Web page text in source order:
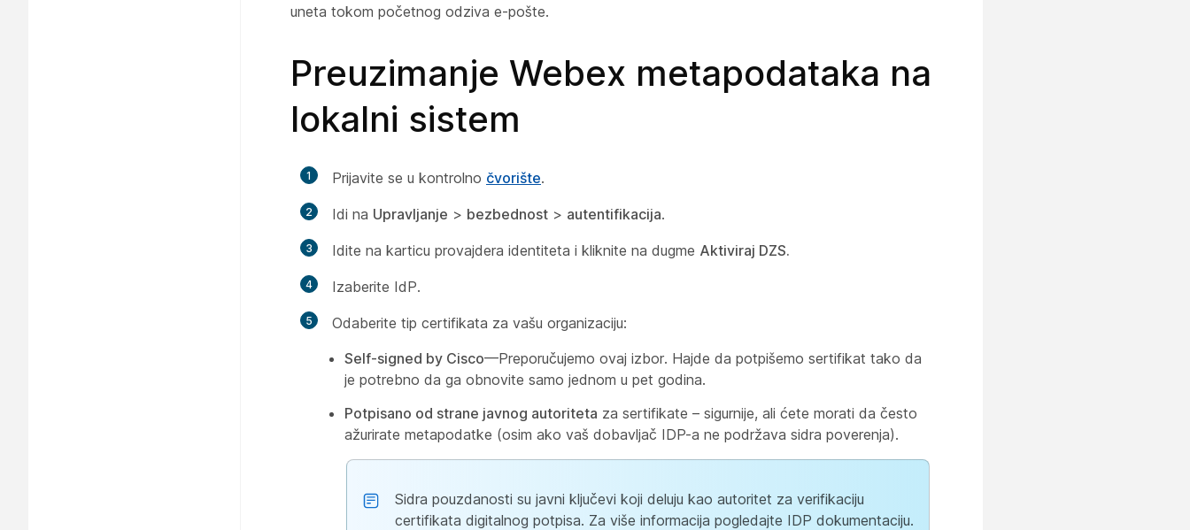
uneta tokom početnog odziva e-pošte.
Preuzimanje Webex metapodataka na
lokalni sistem
1 Prijavite se u kontrolno čvorište.
2 Idi na Upravljanje > bezbednost > autentifikacija.
3 Idite na karticu provajdera identiteta i kliknite na dugme Aktiviraj DZS.
4 Izaberite IdP.
5
Odaberite tip certifikata za vašu organizaciju:
Self-signed by Cisco—Preporučujemo ovaj izbor. Hajde da potpišemo sertifikat tako da
je potrebno da ga obnovite samo jednom u pet godina.
Potpisano od strane javnog autoriteta za sertifikate – sigurnije, ali ćete morati da često
ažurirate metapodatke (osim ako vaš dobavljač IDP-a ne podržava sidra poverenja).
Sidra pouzdanosti su javni ključevi koji deluju kao autoritet za verifikaciju
certifikata digitalnog potpisa. Za više informacija pogledajte IDP dokumentaciju.